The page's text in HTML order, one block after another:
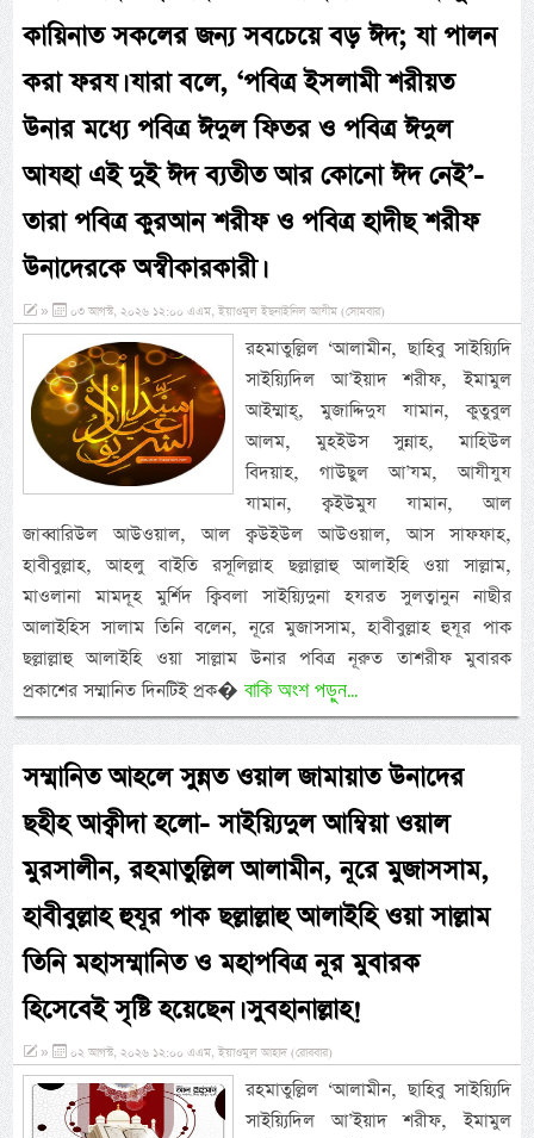
কায়িনাত সকলের জন্য সবচেয়ে বড় ঈদ; যা পালন
করা ফরয। যারা বলে, ‘পবিত্র ইসলামী শরীয়ত
উনার মধ্যে পবিত্র ঈদুল ফিতর ও পবিত্র ঈদুল
আযহা এই দুই ঈদ ব্যতীত আর কোনো ঈদ নেই’-
তারা পবিত্র কুরআন শরীফ ও পবিত্র হাদীছ শরীফ
উনাদেরকে অস্বীকারকারী।
» ০৩ আগস্ট, ২০২৬ ১২:০০ এএম, ইয়াওমুল ইছনাইনিল আযীম (সোমবার)
রহমাতুল্লিল ‘আলামীন, ছাহিবু সাইয়্যিদি
সাইয়্যিদিল আ’ইয়াদ শরীফ, ইমামুল
আইম্মাহ্, মুজাদ্দিদুয যামান, কুতুবুল
আলম, মুহইউস সুন্নাহ, মাহিউল
বিদয়াহ, গাউছুল আ’যম, আযীযুয
যামান, ক্বইউমুয যামান, আল
জাব্বারিউল আউওয়াল, আল ক্বউইউল আউওয়াল, আস সাফফাহ,
হাবীবুল্লাহ, আহলু বাইতি রসূলিল্লাহ ছল্লাল্লাহু আলাইহি ওয়া সাল্লাম,
মাওলানা মামদূহ মুর্শিদ ক্বিবলা সাইয়্যিদুনা হযরত সুলত্বানুন নাছীর
আলাইহিস সালাম তিনি বলেন, নূরে মুজাসসাম, হাবীবুল্লাহ হুযূর পাক
ছল্লাল্লাহু আলাইহি ওয়া সাল্লাম উনার পবিত্র নূরুত তাশরীফ মুবারক
প্রকাশের সম্মানিত দিনটিই প্রক�বাকি অংশ পড়ুন...
সম্মানিত আহলে সুন্নত ওয়াল জামায়াত উনাদের
ছহীহ আক্বীদা হলো- সাইয়্যিদুল আম্বিয়া ওয়াল
মুরসালীন, রহমাতুল্লিল আলামীন, নূরে মুজাসসাম,
হাবীবুল্লাহ হুযূর পাক ছল্লাল্লাহু আলাইহি ওয়া সাল্লাম
তিনি মহাসম্মানিত ও মহাপবিত্র নূর মুবারক
হিসেবেই সৃষ্টি হয়েছেন। সুবহানাল্লাহ!
» ০২ আগস্ট, ২০২৬ ১২:০০ এএম, ইয়াওমুল আহাদ (রোববার)
রহমাতুল্লিল ‘আলামীন, ছাহিবু সাইয়্যিদি
সাইয়্যিদিল আ’ইয়াদ শরীফ, ইমামুল